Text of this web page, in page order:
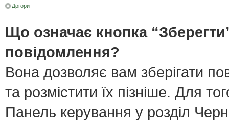
Догори
Що означає кнопка
повідомлення?
Вона дозволяє вам зберігати
та розмістити їх пізніше. Для
Панель керування у розділ